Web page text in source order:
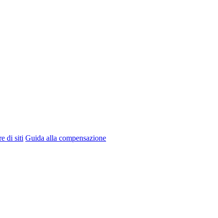
di siti Guida alla compensazione